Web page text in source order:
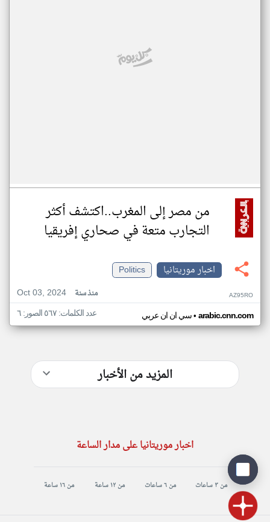
من مصر إلى المغرب..اكتشف أكثر
التجارب متعة في صحاري إفريقيا
اخبار موريتانيا
Politics
Oct 03, 2024
منذ سنة AZ95RO
سي ان ان عربي• arabic.cnn.com عدد الكلمات: ٥٦٧ الصور: ٦
المزيد من الأخبار
اخبار موريتانيا على مدار الساعة
من ٣ ساعات من ٦ ساعات من ١٢ ساعة من ١٦ ساعة